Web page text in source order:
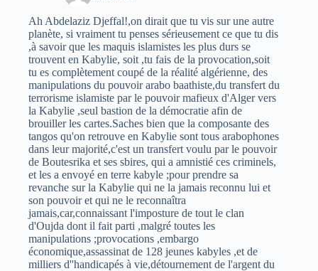
Ah Abdelaziz Djeffal!,on dirait que tu vis sur une autre
planète, si vraiment tu penses sérieusement ce que tu dis
,à savoir que les maquis islamistes les plus durs se
trouvent en Kabylie, soit ,tu fais de la provocation,soit
tu es complètement coupé de la réalité algérienne, des
manipulations du pouvoir arabo baathiste,du transfert du
terrorisme islamiste par le pouvoir mafieux d'Alger vers
la Kabylie ,seul bastion de la démocratie afin de
brouiller les cartes.Saches bien que la composante des
tangos qu'on retrouve en Kabylie sont tous arabophones
dans leur majorité,c'est un transfert voulu par le pouvoir
de Boutesrika et ses sbires, qui a amnistié ces criminels,
et les a envoyé en terre kabyle ;pour prendre sa
revanche sur la Kabylie qui ne la jamais reconnu lui et
son pouvoir et qui ne le reconnaîtra
jamais,car,connaissant l'imposture de tout le clan
d'Oujda dont il fait parti ,malgré toutes les
manipulations ;provocations ,embargo
économique,assassinat de 128 jeunes kabyles ,et de
milliers d''handicapés à vie,détournement de l'argent du